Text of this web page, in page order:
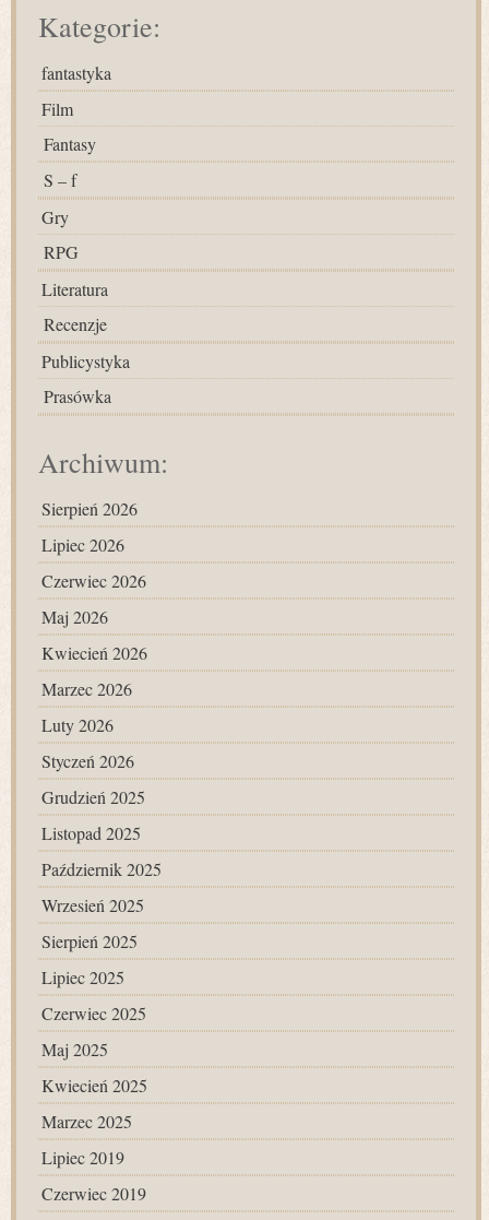
Kategorie:
fantastyka
Film
Fantasy
S – f
Gry
RPG
Literatura
Recenzje
Publicystyka
Prasówka
Archiwum:
Sierpień 2026
Lipiec 2026
Czerwiec 2026
Maj 2026
Kwiecień 2026
Marzec 2026
Luty 2026
Styczeń 2026
Grudzień 2025
Listopad 2025
Październik 2025
Wrzesień 2025
Sierpień 2025
Lipiec 2025
Czerwiec 2025
Maj 2025
Kwiecień 2025
Marzec 2025
Lipiec 2019
Czerwiec 2019